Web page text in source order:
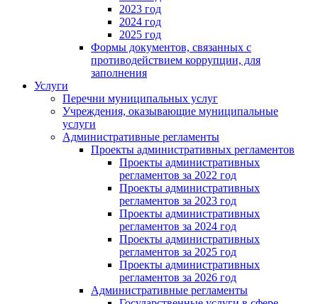
2023 год
2024 год
2025 год
Формы документов, связанных с
противодействием коррупции, для
заполнения
Услуги
Перечни муниципальных услуг
Учреждения, оказывающие муниципальные
услуги
Административные регламенты
Проекты административных регламентов
Проекты административных
регламентов за 2022 год
Проекты административных
регламентов за 2023 год
Проекты административных
регламентов за 2024 год
Проекты административных
регламентов за 2025 год
Проекты административных
регламентов за 2026 год
Административные регламенты